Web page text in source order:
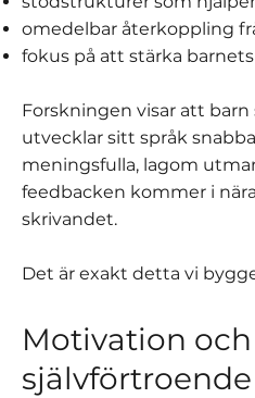
omedelbar återkoppling
fokus på att stärka
Forskningen visar att
utvecklar sitt språk
meningsfulla, lagom
feedbacken kommer i
skrivandet.
Det är exakt detta vi
Motivation och
självförtroende